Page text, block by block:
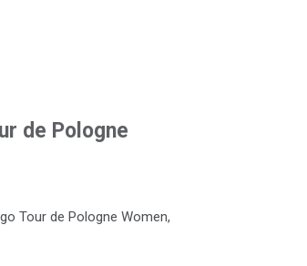
de Pologne
Tour de Pologne Women,